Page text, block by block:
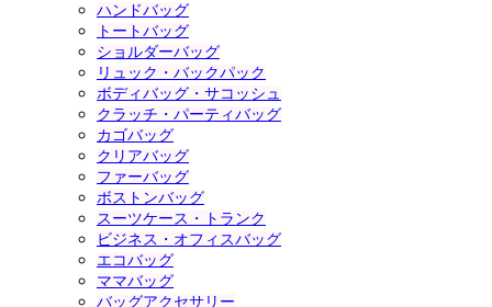
ハンドバッグ
トートバッグ
ショルダーバッグ
リュック・バックパック
ボディバッグ・サコッシュ
クラッチ・パーティバッグ
カゴバッグ
クリアバッグ
ファーバッグ
ボストンバッグ
スーツケース・トランク
ビジネス・オフィスバッグ
エコバッグ
ママバッグ
バッグアクセサリー